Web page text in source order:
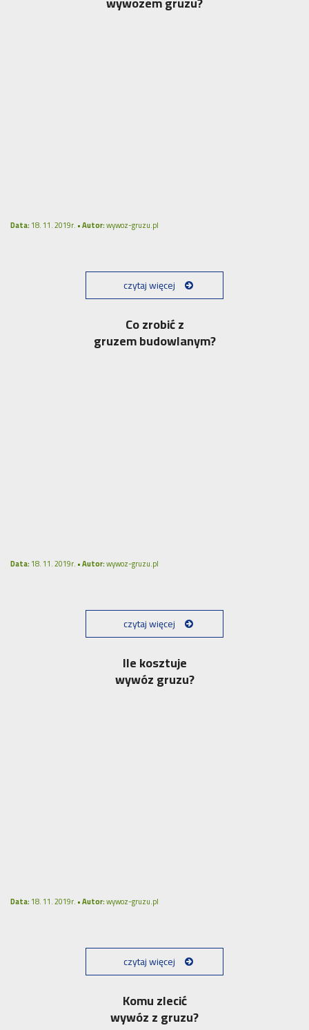
Data:18. 11. 2019r. •Autor:wywoz-gruzu.pl
czytaj więcej
Co zrobić z
gruzem budowlanym?
Data:18. 11. 2019r. •Autor:wywoz-gruzu.pl
czytaj więcej
Ile kosztuje
wywóz gruzu?
Data:18. 11. 2019r. •Autor:wywoz-gruzu.pl
czytaj więcej
Komu zlecić
wywóz z gruzu?